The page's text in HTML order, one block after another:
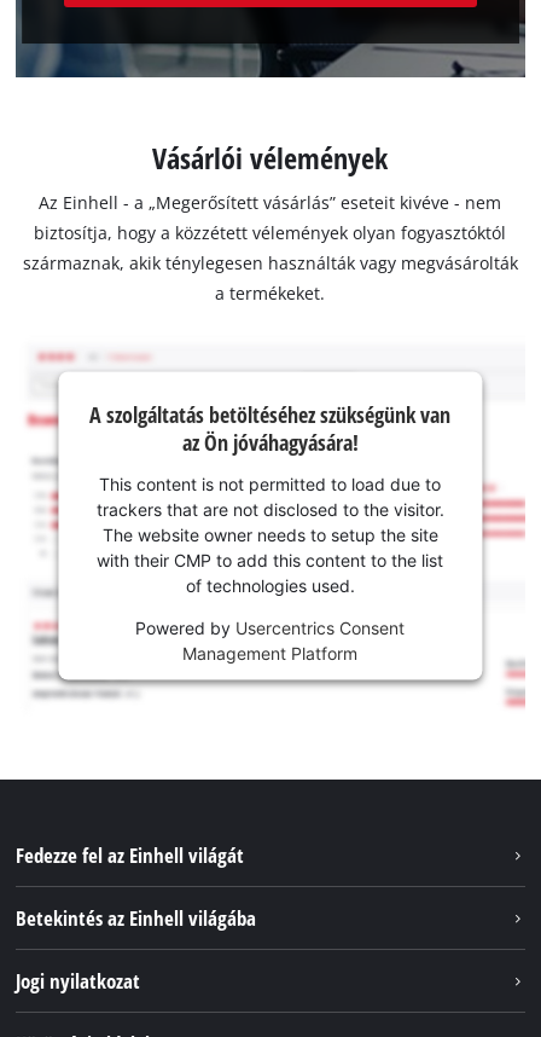
Vásárlói vélemények
Az Einhell - a „Megerősített vásárlás” eseteit kivéve - nem
biztosítja, hogy a közzétett vélemények olyan fogyasztóktól
származnak, akik ténylegesen használták vagy megvásárolták
a termékeket.
A szolgáltatás betöltéséhez szükségünk van
az Ön jóváhagyására!
This content is not permitted to load due to
trackers that are not disclosed to the visitor.
The website owner needs to setup the site
with their CMP to add this content to the list
of technologies used.
Powered by Usercentrics Consent
Management Platform
Fedezze fel az Einhell világát
Betekintés az Einhell világába
Jogi nyilatkozat